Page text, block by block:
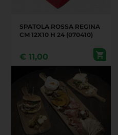
SPATOLA ROSSA REGINA
CM 12X10 H 24 (070410)
€ 11,00